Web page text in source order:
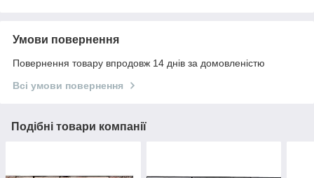
Умови повернення
Повернення товару впродовж 14 днів за домовленістю
Всі умови повернення
Подібні товари компанії